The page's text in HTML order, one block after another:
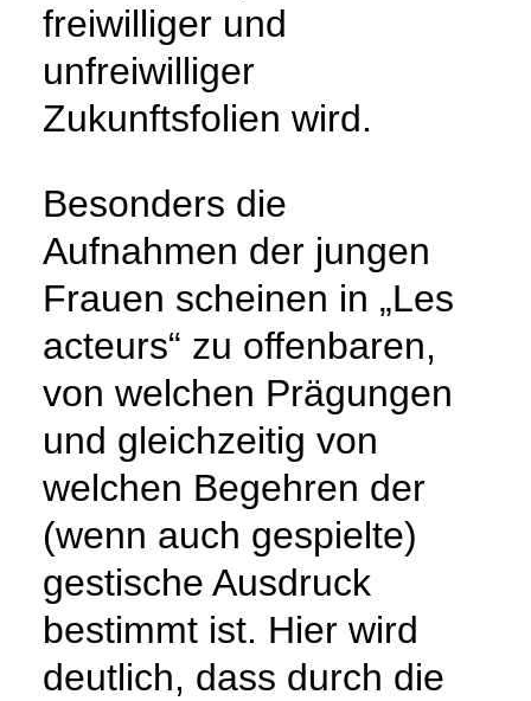
freiwilliger und
unfreiwilliger
Zukunftsfolien wird.
Besonders die
Aufnahmen der jungen
Frauen scheinen in „Les
acteurs“ zu offenbaren,
von welchen Prägungen
und gleichzeitig von
welchen Begehren der
(wenn auch gespielte)
gestische Ausdruck
bestimmt ist. Hier wird
deutlich, dass durch die